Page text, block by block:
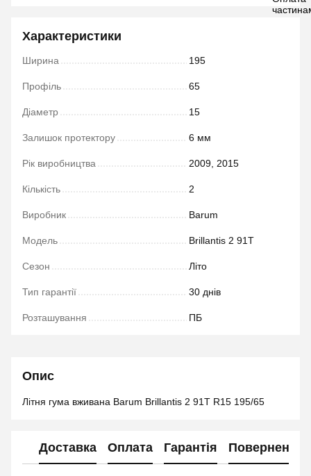
Характеристики
Ширина 195
Профіль 65
Діаметр 15
Залишок протектору 6 мм
Рік виробництва 2009, 2015
Кількість 2
Виробник Barum
Модель Brillantis 2 91T
Сезон Літо
Тип гарантії 30 днів
Розташування ПБ
Опис
Літня гума вживана Barum Brillantis 2 91T R15 195/65
Доставка Оплата Гарантія Повернення